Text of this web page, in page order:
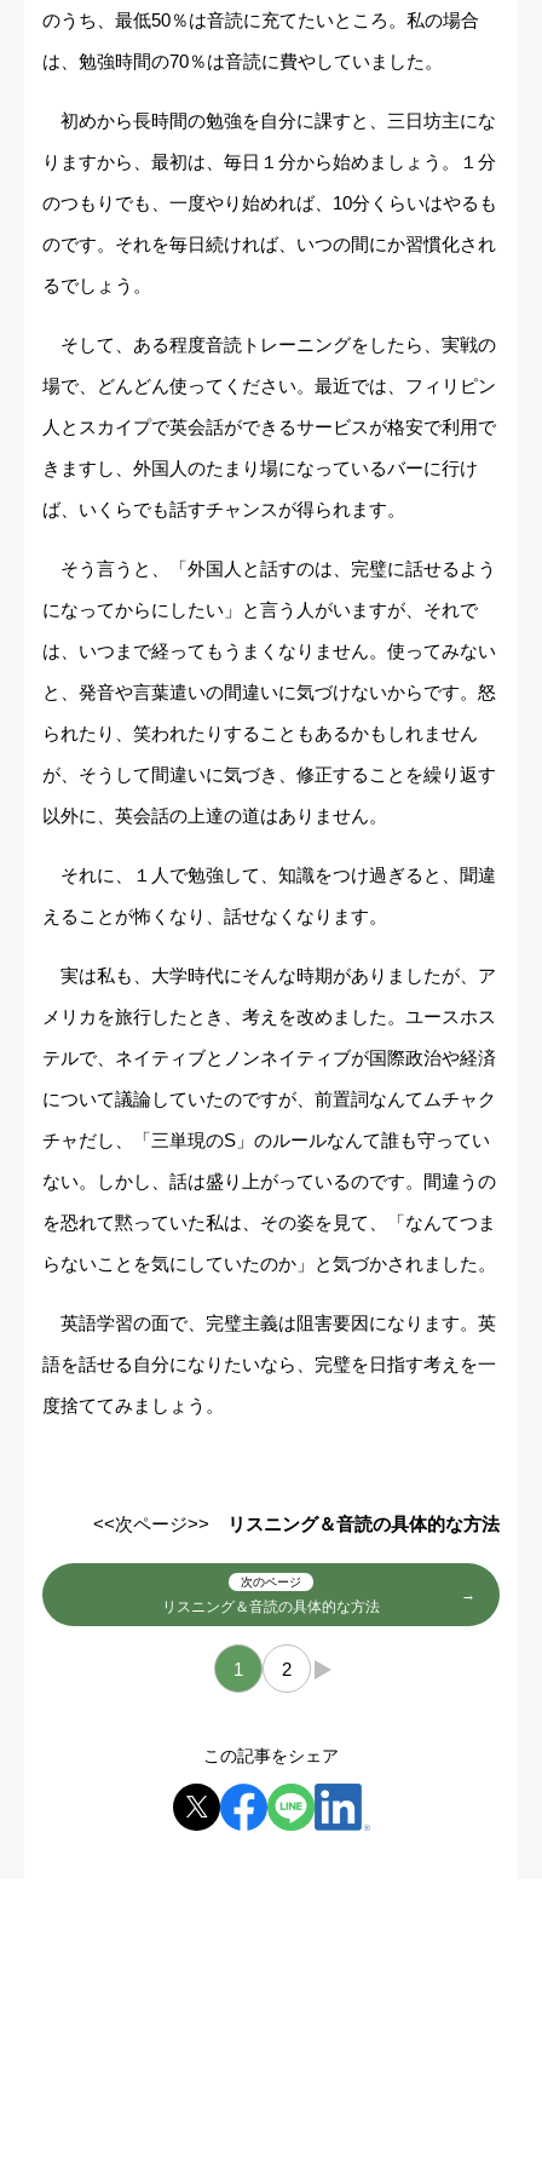
のうち、最低50％は音読に充てたいところ。私の場合
は、勉強時間の70％は音読に費やしていました。
初めから長時間の勉強を自分に課すと、三日坊主にな
りますから、最初は、毎日１分から始めましょう。１分
のつもりでも、一度やり始めれば、10分くらいはやるも
のです。それを毎日続ければ、いつの間にか習慣化され
るでしょう。
そして、ある程度音読トレーニングをしたら、実戦の
場で、どんどん使ってください。最近では、フィリピン
人とスカイプで英会話ができるサービスが格安で利用で
きますし、外国人のたまり場になっているバーに行け
ば、いくらでも話すチャンスが得られます。
そう言うと、「外国人と話すのは、完璧に話せるよう
になってからにしたい」と言う人がいますが、それで
は、いつまで経ってもうまくなりません。使ってみない
と、発音や言葉遣いの間違いに気づけないからです。怒
られたり、笑われたりすることもあるかもしれません
が、そうして間違いに気づき、修正することを繰り返す
以外に、英会話の上達の道はありません。
それに、１人で勉強して、知識をつけ過ぎると、聞違
えることが怖くなり、話せなくなります。
実は私も、大学時代にそんな時期がありましたが、ア
メリカを旅行したとき、考えを改めました。ユースホス
テルで、ネイティブとノンネイティブが国際政治や経済
について議論していたのですが、前置詞なんてムチャク
チャだし、「三単現のS」のルールなんて誰も守ってい
ない。しかし、話は盛り上がっているのです。間違うの
を恐れて黙っていた私は、その姿を見て、「なんてつま
らないことを気にしていたのか」と気づかされました。
英語学習の面で、完璧主義は阻害要因になります。英
語を話せる自分になりたいなら、完璧を日指す考えを一
度捨ててみましょう。
<<次ページ>> リスニング＆音読の具体的な方法
次のページ
リスニング＆音読の具体的な方法
1 2 →
この記事をシェア